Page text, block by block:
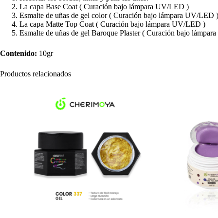
La capa Base Coat ( Curación bajo lámpara UV/LED )
Esmalte de uñas de gel color ( Curación bajo lámpara UV/LED )
La capa Matte Top Coat ( Curación bajo lámpara UV/LED )
Esmalte de uñas de gel Baroque Plaster ( Curación bajo
Contenido: 10gr
Productos relacionados